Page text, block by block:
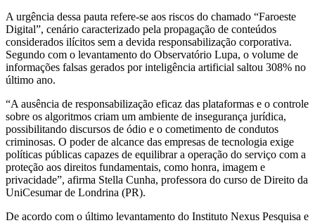
A urgência dessa pauta refere-se aos riscos do chamado “Faroeste
Digital”, cenário caracterizado pela propagação de conteúdos
considerados ilícitos sem a devida responsabilização corporativa.
Segundo com o levantamento do Observatório Lupa, o volume de
informações falsas gerados por inteligência artificial saltou 308% no
último ano.
“A ausência de responsabilização eficaz das plataformas e o controle
sobre os algoritmos criam um ambiente de insegurança jurídica,
possibilitando discursos de ódio e o cometimento de condutos
criminosas. O poder de alcance das empresas de tecnologia exige
políticas públicas capazes de equilibrar a operação do serviço com a
proteção aos direitos fundamentais, como honra, imagem e
privacidade”, afirma Stella Cunha, professora do curso de Direito da
UniCesumar de Londrina (PR).
De acordo com o último levantamento do Instituto Nexus Pesquisa e